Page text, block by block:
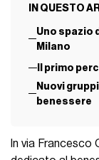
IN QUESTO
Uno spazio
Milano
Il primo
Nuovi
benessere
In via Francesco